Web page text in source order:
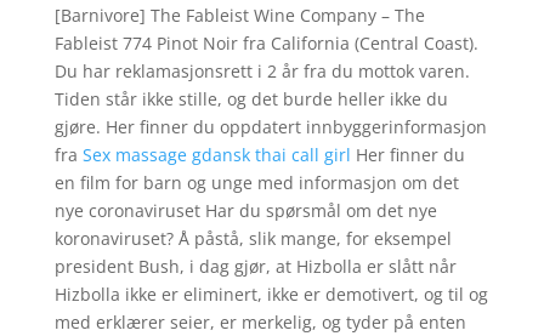
[Barnivore] The Fableist Wine Company – The
Fableist 774 Pinot Noir fra California (Central Coast).
Du har reklamasjonsrett i 2 år fra du mottok varen.
Tiden står ikke stille, og det burde heller ikke du
gjøre. Her finner du oppdatert innbyggerinformasjon
fra Sex massage gdansk thai call girl Her finner du
en film for barn og unge med informasjon om det
nye coronaviruset Har du spørsmål om det nye
koronaviruset? Å påstå, slik mange, for eksempel
president Bush, i dag gjør, at Hizbolla er slått når
Hizbolla ikke er eliminert, ikke er demotivert, og til og
med erklærer seier, er merkelig, og tyder på enten